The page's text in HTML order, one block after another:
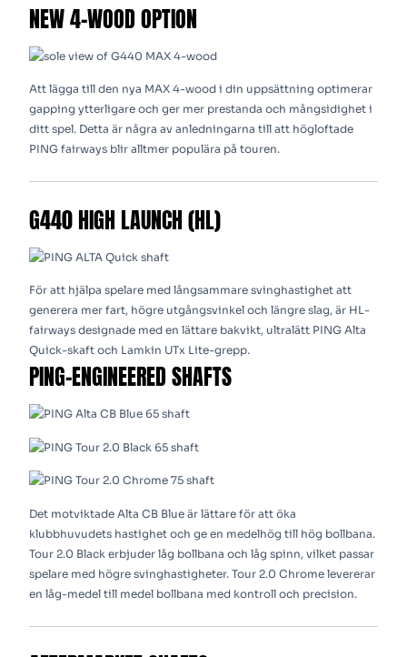
NEW 4-WOOD OPTION
Att lägga till den nya MAX 4-wood i din uppsättning optimerar
gapping ytterligare och ger mer prestanda och mångsidighet i
ditt spel. Detta är några av anledningarna till att högloftade
PING fairways blir alltmer populära på touren.
G440 HIGH LAUNCH (HL)
För att hjälpa spelare med långsammare svinghastighet att
generera mer fart, högre utgångsvinkel och längre slag, är HL-
fairways designade med en lättare bakvikt, ultralätt PING Alta
Quick-skaft och Lamkin UTx Lite-grepp.
PING-ENGINEERED SHAFTS
Det motviktade Alta CB Blue är lättare för att öka
klubbhuvudets hastighet och ge en medelhög till hög bollbana.
Tour 2.0 Black erbjuder låg bollbana och låg spinn, vilket passar
spelare med högre svinghastigheter. Tour 2.0 Chrome levererar
en låg-medel till medel bollbana med kontroll och precision.